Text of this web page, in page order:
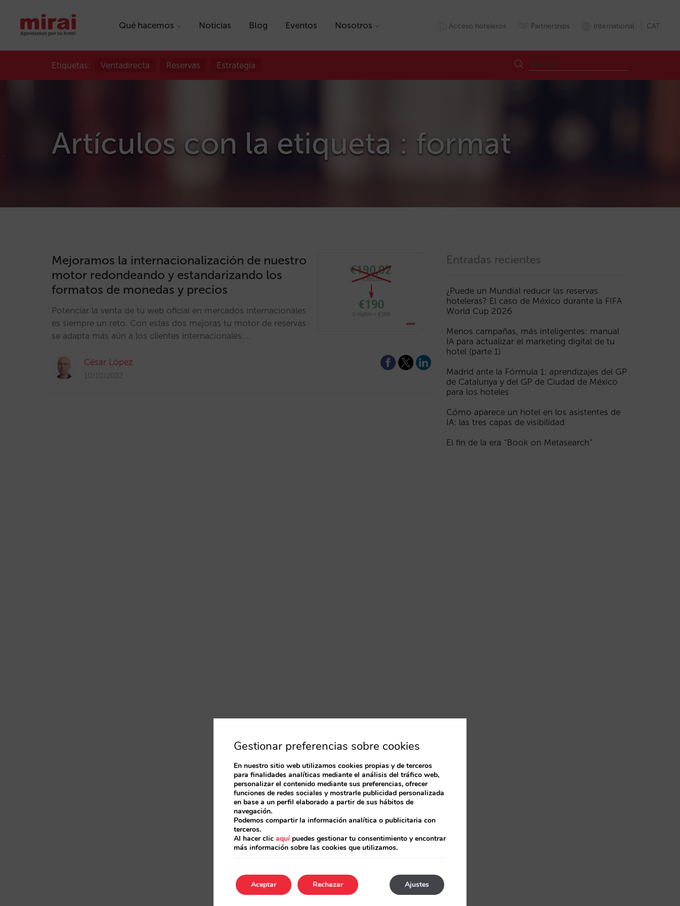
Qué hacemos Noticias Blog Eventos Nosotros Acceso hoteleros Partnerships International CAT
Etiquetas: Ventadirecta Reservas Estrategia
Artículos con la etiqueta : format
Mejoramos la internacionalización de nuestro
motor redondeando y estandarizando los
formatos de monedas y precios
Potenciar la venta de tu web oficial en mercados internacionales
es siempre un reto. Con estas dos mejoras tu motor de reservas
se adapta más aún a los clientes internacionales.…
César López
10/10/2022
Entradas recientes
¿Puede un Mundial reducir las reservas
hoteleras? El caso de México durante la FIFA
World Cup 2026
Menos campañas, más inteligentes: manual
IA para actualizar el marketing digital de tu
hotel (parte 1)
Madrid ante la Fórmula 1: aprendizajes del GP
de Catalunya y del GP de Ciudad de México
para los hoteles
Cómo aparece un hotel en los asistentes de
IA: las tres capas de visibilidad
El fin de la era “Book on Metasearch”
Gestionar preferencias sobre cookies
En nuestro sitio web utilizamos cookies propias y de terceros
para finalidades analíticas mediante el análisis del tráfico web,
personalizar el contenido mediante sus preferencias, ofrecer
funciones de redes sociales y mostrarle publicidad personalizada
en base a un perfil elaborado a partir de sus hábitos de
navegación.
Podemos compartir la información analítica o publicitaria con
terceros.
Al hacer clic aquípuedes gestionar tu consentimiento y encontrar
más información sobre las cookies que utilizamos.
Aceptar Ajustes
Rechazar